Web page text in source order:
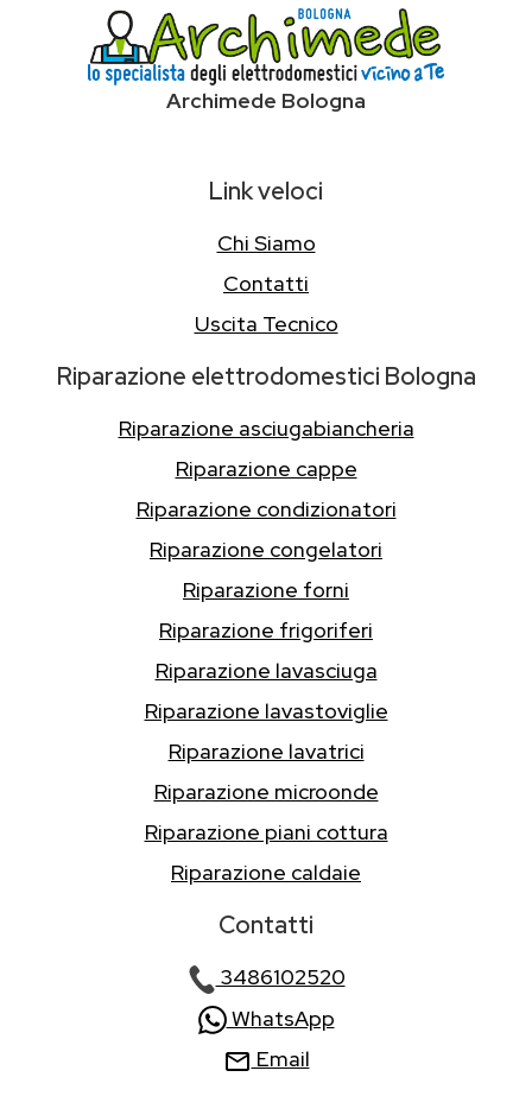
Archimede Bologna
Link veloci
Chi Siamo
Contatti
Uscita Tecnico
Riparazione elettrodomestici Bologna
Riparazione asciugabiancheria
Riparazione cappe
Riparazione condizionatori
Riparazione congelatori
Riparazione forni
Riparazione frigoriferi
Riparazione lavasciuga
Riparazione lavastoviglie
Riparazione lavatrici
Riparazione microonde
Riparazione piani cottura
Riparazione caldaie
Contatti
3486102520
WhatsApp
Email